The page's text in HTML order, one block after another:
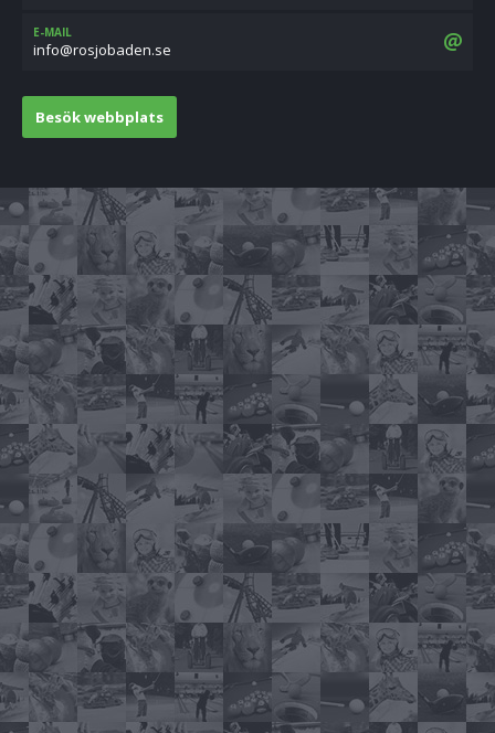
E-MAIL
es.nedabojsor@ofni
Besök webbplats